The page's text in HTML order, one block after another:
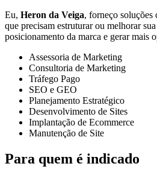
Eu, Heron da Veiga, forneço soluções
que precisam estruturar ou melhorar
posicionamento da marca e gerar mais
Assessoria de Marketing
Consultoria de Marketing
Tráfego Pago
SEO e GEO
Planejamento Estratégico
Desenvolvimento de Sites
Implantação de Ecommerce
Manutenção de Site
Para quem é indicado